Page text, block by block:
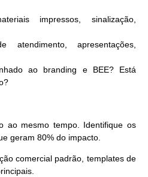
impressos, sinalização,
atendimento, apresentações,
ao branding e BEE? Está
ao mesmo tempo. Identifique os
geram 80% do impacto.
comercial padrão, templates de